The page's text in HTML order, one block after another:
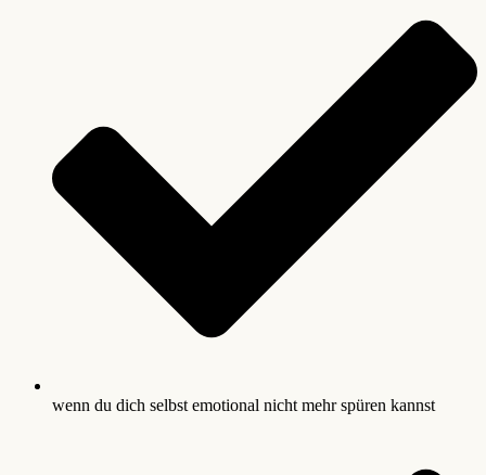
wenn du dich selbst emotional nicht mehr spüren kannst